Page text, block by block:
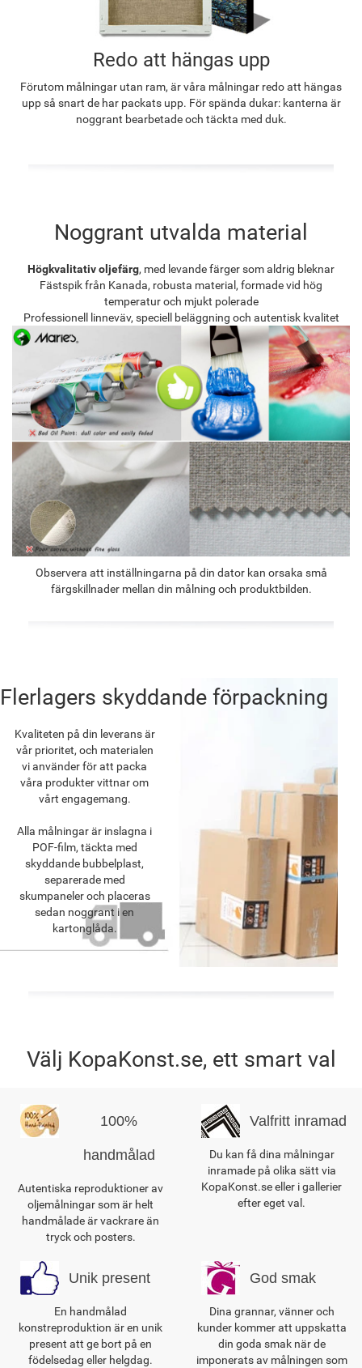
Redo att hängas upp
Förutom målningar utan ram, är våra målningar redo att hängas
upp så snart de har packats upp. För spända dukar: kanterna är
noggrant bearbetade och täckta med duk.
Noggrant utvalda material
Högkvalitativ oljefärg, med levande färger som aldrig bleknar
Fästspik från Kanada, robusta material, formade vid hög
temperatur och mjukt polerade
Professionell linneväv, speciell beläggning och autentisk kvalitet
Observera att inställningarna på din dator kan orsaka små
färgskillnader mellan din målning och produktbilden.
Flerlagers skyddande förpackning
Kvaliteten på din leverans är
vår prioritet, och materialen
vi använder för att packa
våra produkter vittnar om
vårt engagemang.
Alla målningar är inslagna i
POF-film, täckta med
skyddande bubbelplast,
separerade med
skumpaneler och placeras
sedan noggrant i en
kartonglåda.
Välj KopaKonst.se, ett smart val
100%
handmålad
Autentiska reproduktioner av
oljemålningar som är helt
handmålade är vackrare än
tryck och posters.
Valfritt inramad
Du kan få dina målningar
inramade på olika sätt via
KopaKonst.se eller i gallerier
efter eget val.
Unik present
En handmålad
konstreproduktion är en unik
present att ge bort på en
födelsedag eller helgdag.
God smak
Dina grannar, vänner och
kunder kommer att uppskatta
din goda smak när de
imponerats av målningen som